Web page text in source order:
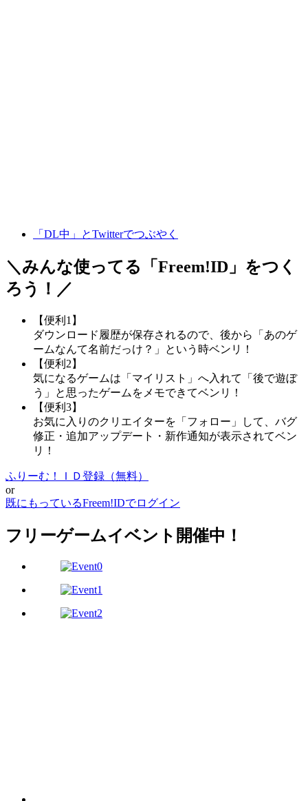
「DL中」とTwitterでつぶやく
＼みんな使ってる「 Freem!ID 」をつく
ろう！／
【便利1】
ダウンロード履歴が保存されるので、後から「あのゲ
ームなんて名前だっけ？」という時ベンリ！
【便利2】
気になるゲームは「マイリスト」へ入れて「後で遊ぼ
う」と思ったゲームをメモできてベンリ！
【便利3】
お気に入りのクリエイターを「フォロー」して、バグ
修正・追加アップデート・新作通知が表示されてベン
リ！
ふりーむ！ＩＤ登録（無料）
or
既にもっているFreem!IDでログイン
フリーゲームイベント開催中！